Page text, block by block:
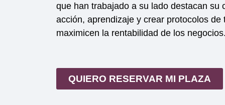
que han trabajado a su lado destacan su
acción, aprendizaje y crear protocolos de
maximicen la rentabilidad de los
QUIERO RESERVAR MI PLAZA